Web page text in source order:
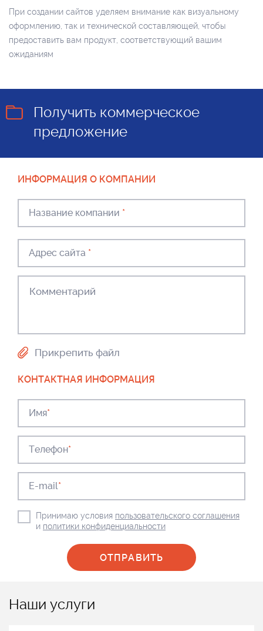
При создании сайтов уделяем внимание как визуальному
оформлению, так и технической составляющей, чтобы
предоставить вам продукт, соответствующий вашим
ожиданиям
Получить коммерческое
предложение
ИНФОРМАЦИЯ О КОМПАНИИ
Название компании *
Адрес сайта *
Прикрепить файл
КОНТАКТНАЯ ИНФОРМАЦИЯ
Имя*
Телефон*
E-mail*
Принимаю условия пользовательского соглашения
и политики конфиденциальности
Наши услуги